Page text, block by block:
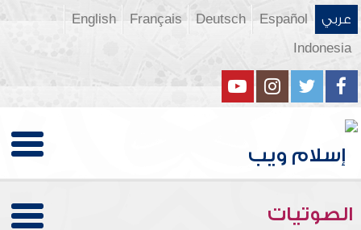
عربي Español
Deutsch
Français
English
Indonesia
الصوتيات